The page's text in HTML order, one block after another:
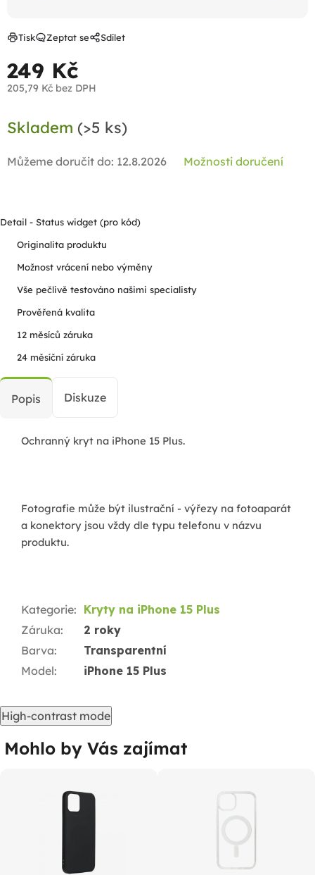
249 Kč
205,79 Kč bez DPH
cena:
Skladem (>5 ks)
Můžeme doručit do: 12.8.2026 Možnosti doručení
Tisk Zeptat se Sdílet
Detail - Status widget (pro kód)
Originalita produktu
Možnost vrácení nebo výměny
Vše pečlivě testováno našimi specialisty
Prověřená kvalita
12 měsíců záruka
24 měsíční záruka
Popis Diskuze
Ochranný kryt na iPhone 15 Plus.
Fotografie může být ilustrační - výřezy na fotoaparát
a konektory jsou vždy dle typu telefonu v názvu
produktu.
Kategorie: Kryty na iPhone 15 Plus
Záruka:
2 roky
Barva:
Transparentní
Model: iPhone 15 Plus
High-contrast mode
Mohlo by Vás zajímat